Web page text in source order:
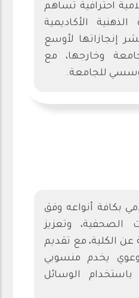
احترافية تساهم
الأكاديمية
إنجازاتها لأوسع
وخارجها، مع
للجامعة.
بكافة أنواعه وفق
الصحفية، وتعزيز
عن الكلية، مع تقديم
يخدم منسوبي
باستخدام الوسائل